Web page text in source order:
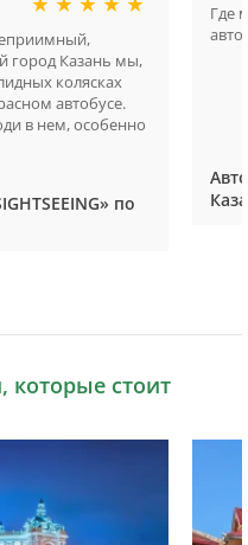
город Казань мы,
колясках
автобусе.
в нем, особенно
по
Где
которые стоит